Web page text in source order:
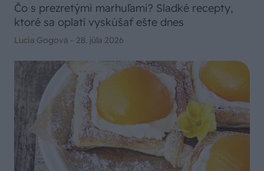
Čo s prezretými marhuľami? Sladké recepty,
ktoré sa oplatí vyskúšať ešte dnes
Lucia Gogová - 28. júla 2026